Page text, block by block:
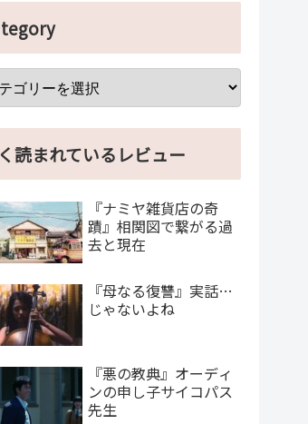
読まれているレビュー
『ナミヤ雑貨店の奇
蹟』相関図で繋がる過
去と現在
『母なる復讐』実話…
じゃないよね
『悪の教典』オーディ
ンの申し子サイコパス
先生